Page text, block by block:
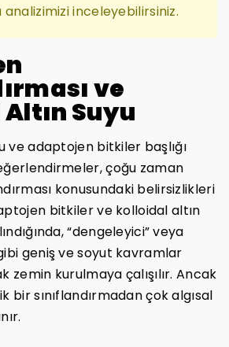
analizimizi inceleyebilirsiniz.
ve
Suyu
ve adaptojen bitkiler başlığı
çoğu zaman
konusundaki belirsizlikleri
bitkiler ve kolloidal altın
“dengeleyici” veya
gibi geniş ve soyut kavramlar
zemin kurulmaya çalışılır. Ancak
bir sınıflandırmadan çok algısal